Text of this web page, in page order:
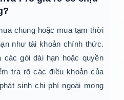
chung hoặc mua tạm thời
như tài khoản chính thức.
các gói dài hạn hoặc quyền
tra rõ các điều khoản của
sinh chi phí ngoài mong